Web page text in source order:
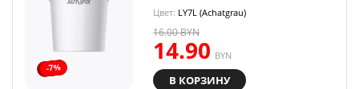
-7%
Цвет: LY7L (Achatgrau)
14.90 BYN
16.00BYN
В КОРЗИНУ